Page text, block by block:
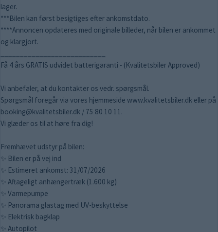
lager.
***Bilen kan først besigtiges efter ankomstdato.
****Annoncen opdateres med originale billeder, når bilen er ankommet
og klargjort.
Få 4 års GRATIS udvidet batterigaranti - (Kvalitetsbiler Approved)
Vi anbefaler, at du kontakter os vedr. spørgsmål.
Spørgsmål foregår via vores hjemmeside www.kvalitetsbiler.dk eller på
booking@kvalitetsbiler.dk / 75 80 10 11.
Vi glæder os til at høre fra dig!
Fremhævet udstyr på bilen:
✨ Bilen er på vej ind
✨ Estimeret ankomst: 31/07/2026
✨ Aftageligt anhængertræk (1.600 kg)
✨ Varmepumpe
✨ Panorama glastag med UV-beskyttelse
✨ Elektrisk bagklap
✨ Autopilot